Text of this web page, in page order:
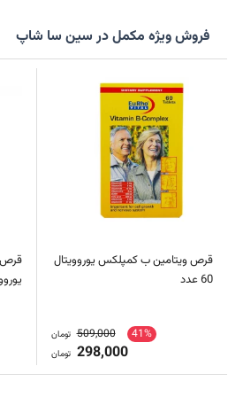
فروش ویژه مکمل در سین سا شاپ
قرص ویتامین ب کمپلکس یوروویتال
60 عدد
41%
509,000 تومان
298,000 تومان